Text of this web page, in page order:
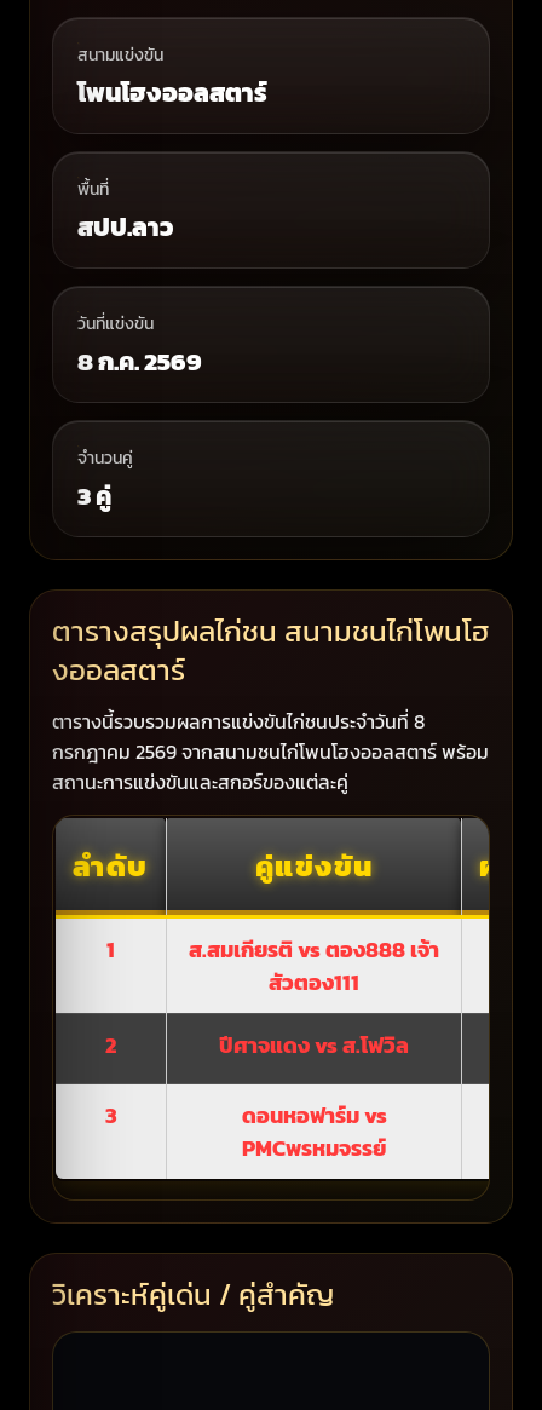
สนามแข่งขัน
โพนโฮงออลสตาร์
พื้นที่
สปป.ลาว
วันที่แข่งขัน
8 ก.ค. 2569
จำนวนคู่
3 คู่
ตารางสรุปผลไก่ชน สนามชนไก่โพนโฮ
งออลสตาร์
ตารางนี้รวบรวมผลการแข่งขันไก่ชนประจำวันที่ 8
กรกฎาคม 2569 จากสนามชนไก่โพนโฮงออลสตาร์ พร้อม
สถานะการแข่งขันและสกอร์ของแต่ละคู่
ลำดับ คู่แข่งขัน ผล
1
ส.สมเกียรติ vs ตอง888 เจ้า
สัวตอง111
2 ปีศาจแดง vs ส.โฟวิล
3
ดอนหอฟาร์ม vs
PMCพรหมจรรย์
วิเคราะห์คู่เด่น / คู่สำคัญ